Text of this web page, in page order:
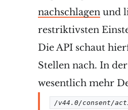
nachschlagen und
restriktivsten
Die API schaut
Stellen nach. In der
wesentlich mehr
/v44.0/consent/